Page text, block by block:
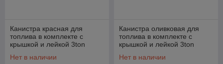
Канистра красная для
топлива в комплекте с
крышкой и лейкой 3ton
Нет в наличии
Канистра оливковая для
топлива в комплекте с
крышкой и лейкой 3ton
Нет в наличии